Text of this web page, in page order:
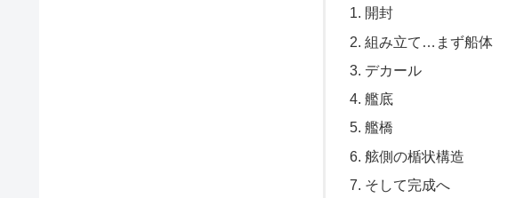
開封
組み立て…まず船体
デカール
艦底
艦橋
舷側の楯状構造
そして完成へ